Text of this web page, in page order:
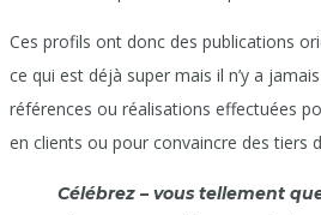
Ces profils ont donc des publications
ce qui est déjà super mais il n’y a
références ou réalisations effectuées
en clients ou pour convaincre des tiers
Célébrez – vous tellement